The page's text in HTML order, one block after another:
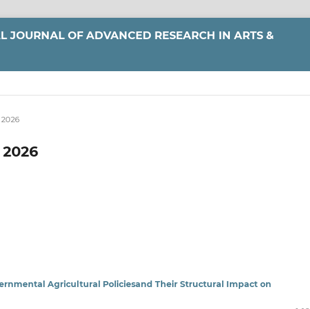
JOURNAL OF ADVANCED RESEARCH IN ARTS &
Agricultural Policiesand Their Structural Impact on